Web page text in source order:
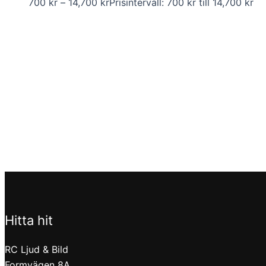
Hitta hit
RC Ljud & Bild